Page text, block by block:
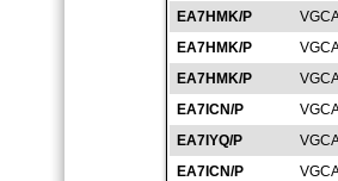
EA7HMK/P
EA7HMK/P
EA7HMK/P
EA7ICN/P
EA7IYQ/P
EA7ICN/P